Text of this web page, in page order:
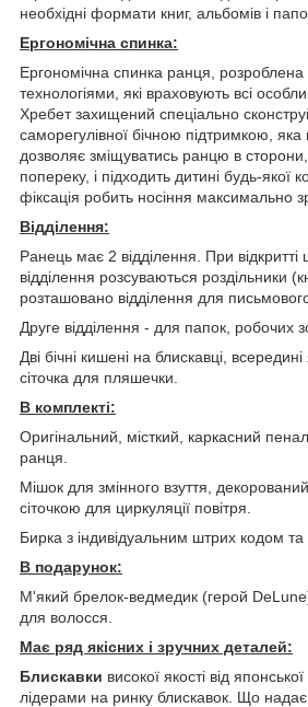
необхідні формати книг, альбомів і
Ергономічна спинка:
Ергономічна спинка ранця,
технологіями, які враховують всі
Хребет захищений спеціально
саморегулівної бічною підтримкою, яка
дозволяє зміщуватись ранцю в
попереку, і підходить дитині будь-якої
фіксація робить носіння максимально
Відділення:
Ранець має 2 відділення. При відкритті
відділення розсуваються роздільники
розташовано відділення для
Друге відділення - для папок, робочих
Дві бічні кишені на блискавці,
сіточка для пляшечки.
В комплекті:
Оригінальний, місткий, каркасний
ранця.
Мішок для змінного взуття,
сіточкою для циркуляції повітря.
Бирка з індивідуальним штрих кодом та
В подарунок:
М'який брелок-ведмедик (герой
для волосся.
Має ряд якісних і зручних деталей:
Блискавки високої якості від
лідерами на ринку блискавок. Що надає